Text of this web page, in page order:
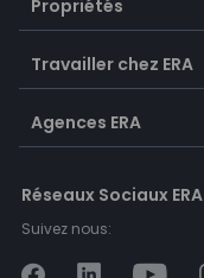
Propriétés
Travailler chez ERA
Agences ERA
Réseaux Sociaux ERA
Suivez nous: